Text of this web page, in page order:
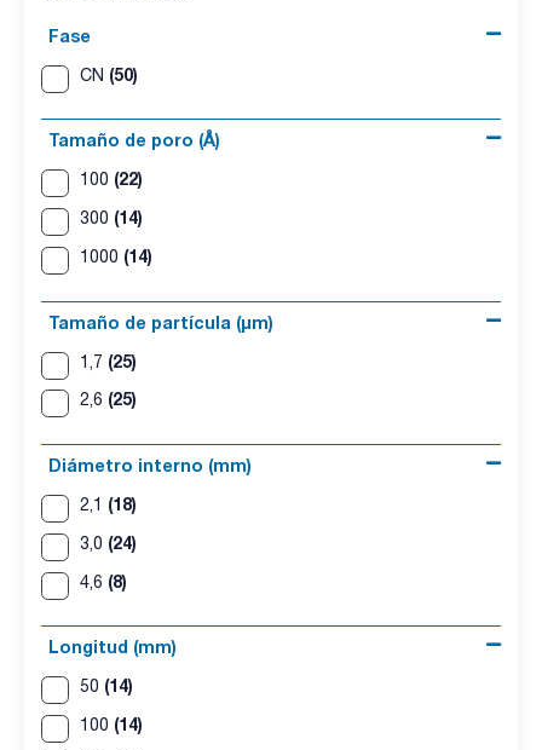
Fase
CN (50)
Tamaño de poro (Å)
100 (22)
300 (14)
1000 (14)
Tamaño de partícula (μm)
1,7 (25)
2,6 (25)
Diámetro interno (mm)
2,1 (18)
3,0 (24)
4,6 (8)
Longitud (mm)
50 (14)
100 (14)